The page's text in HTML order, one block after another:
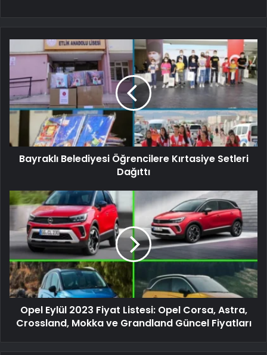
Bayraklı Belediyesi Öğrencilere Kırtasiye Setleri
Dağıttı
Opel Eylül 2023 Fiyat Listesi: Opel Corsa, Astra,
Crossland, Mokka ve Grandland Güncel Fiyatları